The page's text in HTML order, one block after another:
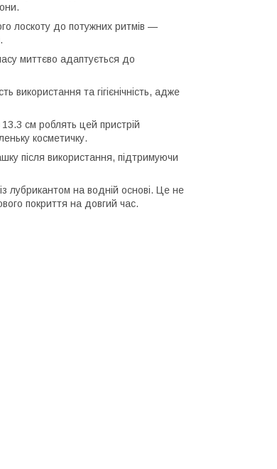
лоскоту до потужних ритмів —
миттєво адаптується до
використання та гігієнічність, адже
см роблять цей пристрій
косметичку.
після використання, підтримуючи
лубрикантом на водній основі. Це не
покриття на довгий час.